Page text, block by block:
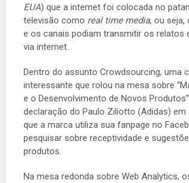
EUA) que a internet foi colocada no
televisão como real time media, ou seja,
e os canais podiam transmitir os relatos
via internet.
Dentro do assunto Crowdsourcing, uma
interessante que rolou na mesa sobre
e o Desenvolvimento de Novos
declaração do Paulo Ziliotto (Adidas) em
que a marca utiliza sua fanpage no
pesquisar sobre receptividade e
produtos.
Na mesa redonda sobre Web Analytics,